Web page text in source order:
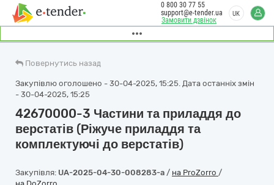
Замовити дзвінок
0 800 30 77 55
support@e-tender.ua
UK
Повернутись назад
Закупівлю оголошено - 30-04-2025, 15:25. Дата останніх змін
- 30-04-2025, 15:25
42670000-3 Частини та приладдя до
верстатів (Ріжуче приладдя та
комплектуючі до верстатів)
Закупівля: UA-2025-04-30-008283-a / на ProZorro /